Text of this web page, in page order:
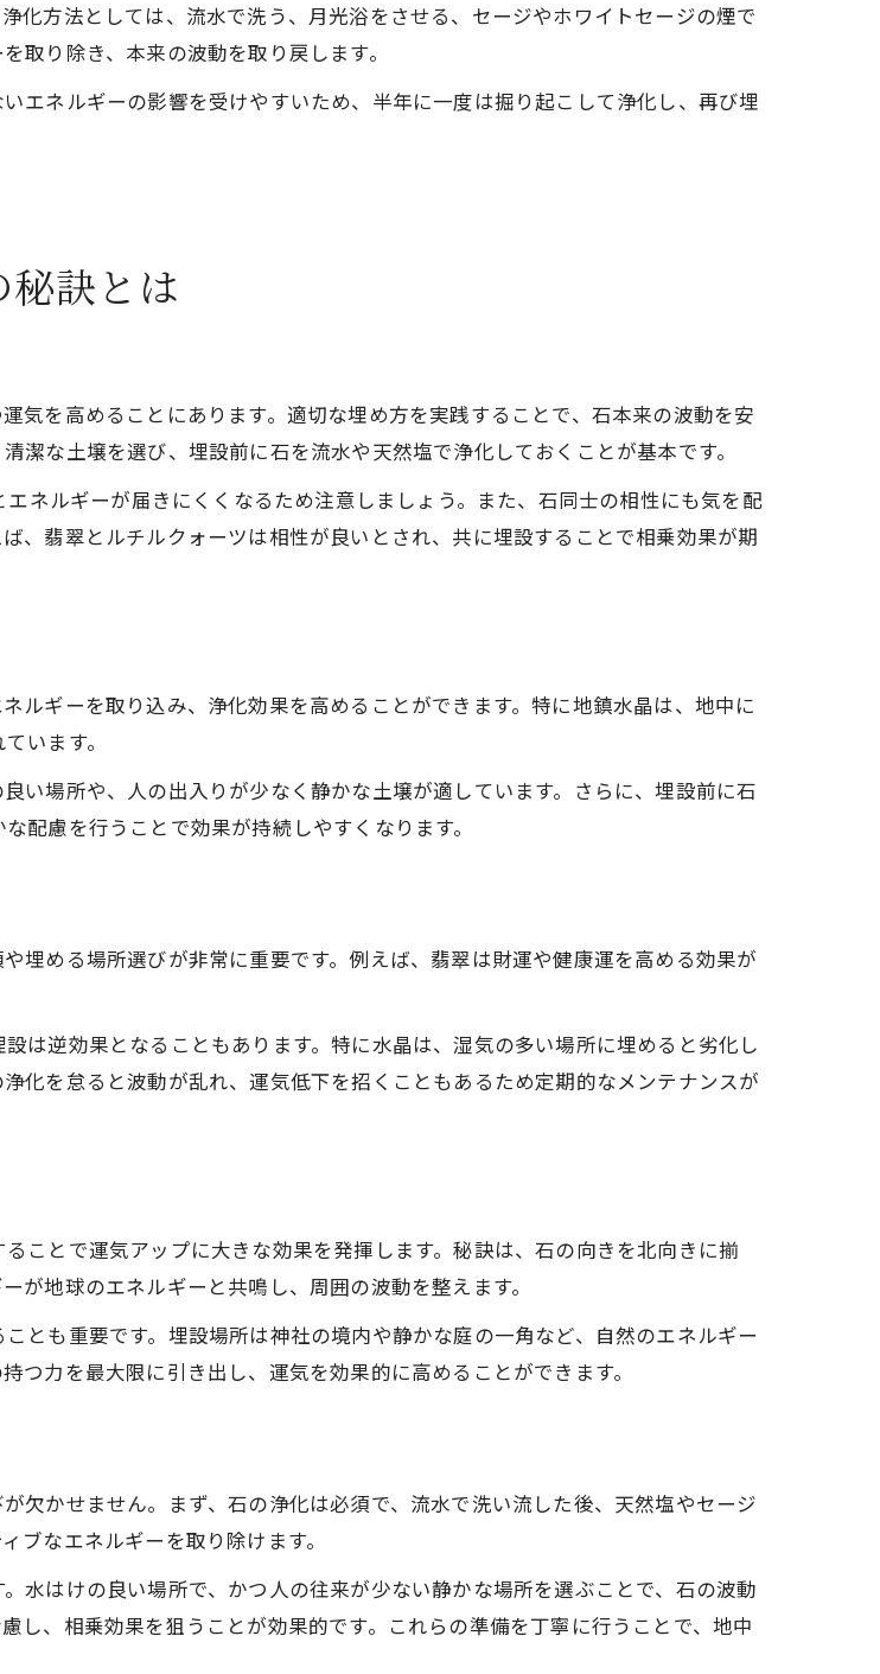
作る理想のエネルギー環境
化方法としては、流水で洗う、月光浴をさせる、セージやホワイトセージの煙で
取り除き、本来の波動を取り戻します。
エネルギーの影響を受けやすいため、半年に一度は掘り起こして浄化し、再び埋
訣とは
気を高めることにあります。適切な埋め方を実践することで、石本来の波動を安
な土壌を選び、埋設前に石を流水や天然塩で浄化しておくことが基本です。
ネルギーが届きにくくなるため注意しましょう。また、石同士の相性にも気を配
、翡翠とルチルクォーツは相性が良いとされ、共に埋設することで相乗効果が期
ルギーを取り込み、浄化効果を高めることができます。特に地鎮水晶は、地中に
います。
い場所や、人の出入りが少なく静かな土壌が適しています。さらに、埋設前に石
配慮を行うことで効果が持続しやすくなります。
埋める場所選びが非常に重要です。例えば、翡翠は財運や健康運を高める効果が
は逆効果となることもあります。特に水晶は、湿気の多い場所に埋めると劣化し
化を怠ると波動が乱れ、運気低下を招くこともあるため定期的なメンテナンスが
ことで運気アップに大きな効果を発揮します。秘訣は、石の向きを北向きに揃
が地球のエネルギーと共鳴し、周囲の波動を整えます。
とも重要です。埋設場所は神社の境内や静かな庭の一角など、自然のエネルギー
力を最大限に引き出し、運気を効果的に高めることができます。
欠かせません。まず、石の浄化は必須で、流水で洗い流した後、天然塩やセージ
ブなエネルギーを取り除けます。
水はけの良い場所で、かつ人の往来が少ない静かな場所を選ぶことで、石の波動
し、相乗効果を狙うことが効果的です。これらの準備を丁寧に行うことで、地中